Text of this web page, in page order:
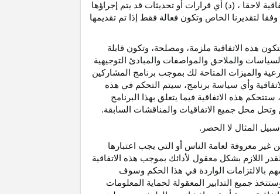
لاحقا ، (د) أي قرارات أو تحديثات قد يتم إجراؤها
لتقديرنا الخاص وتكون فعالة فقط إذا تم تقديمها
هذه الاتفاقية ملزمة، ومصلحة، وتكون قابلة
والملاحق والمواصفات والمبادئ التوجيهية
والميزات المتاحة لك بموجب برنامج المشاركين
وأي سياسة برنامج، سيتم التحكم في هذه
هذه الاتفاقية فيما يتعلق بهذا البرنامج
وتحل محل جميع الاتفاقيات والمناقشات السابقة.
المثال لا الحصر.
غير معروفة لعامة الناس أو التي يجب اعتبارها
اللازم بشكل معقول لأدائك بموجب هذه الاتفاقية
بالالتزامات الواردة في هذا الحكم وسوف
جميع التدابير المعقولة لحماية المعلومات